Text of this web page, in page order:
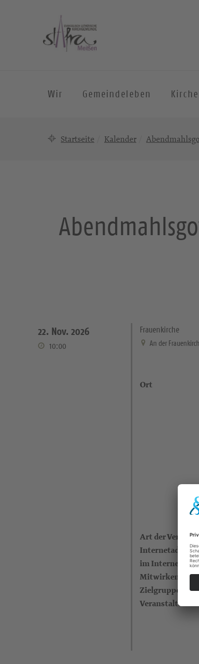
Wir Gemeindeleben
Startseite Kalender
22. Nov. 2026
10:00
Frauenkirche
An der
Ort
Art der
im Internet)
Mitwirkende
Zielgruppe
Veranstalter